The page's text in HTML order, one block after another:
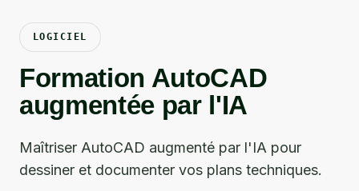
LOGICIEL
Formation AutoCAD
augmentée par l'IA
Maîtriser AutoCAD augmenté par l'IA pour
dessiner et documenter vos plans techniques.